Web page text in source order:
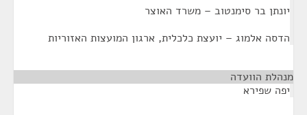
יונתן בר סימנטוב – משרד האוצר
הדסה אלמוג – יועצת כלכלית, ארגון המועצות האזוריות
מנהלת הוועדה
יפה שפירא